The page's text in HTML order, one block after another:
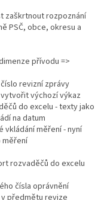
zaškrtnout rozpoznání
PSČ, obce, okresu a
přívodu =>
revizní zprávy
výchozí výkaz
do excelu - texty jako
na datum
vkládání měření - nyní
rozvaděčů do excelu
čísla oprávnění
předmětu revize